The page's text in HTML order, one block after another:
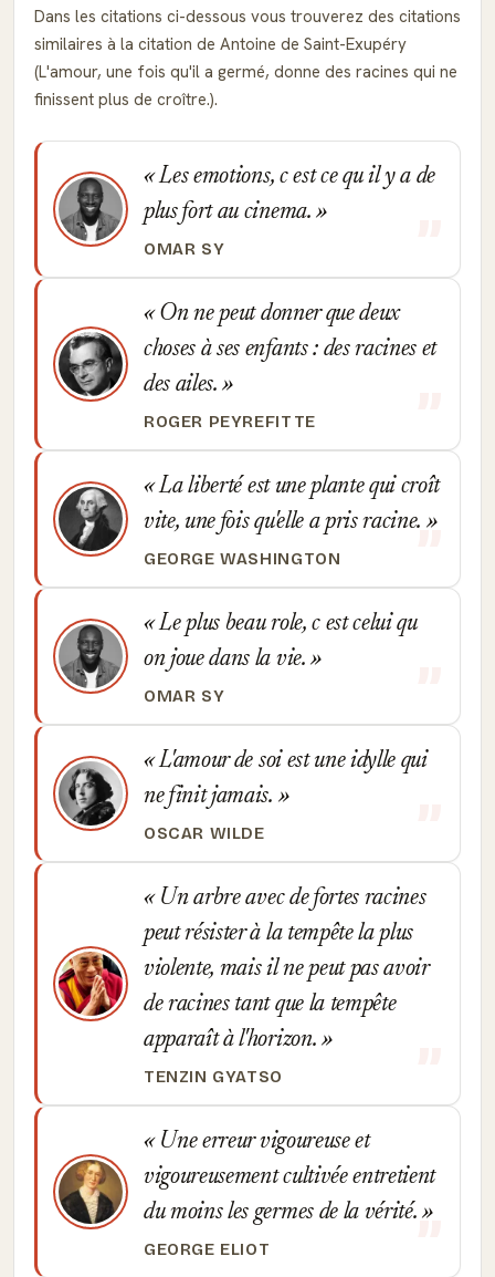
Dans les citations ci-dessous vous trouverez des citations
similaires à la citation de Antoine de Saint-Exupéry
(L'amour, une fois qu'il a germé, donne des racines qui ne
finissent plus de croître.).
Les emotions, c est ce qu il y a de
plus fort au cinema.
OMAR SY
On ne peut donner que deux
choses à ses enfants : des racines et
des ailes.
ROGER PEYREFITTE
La liberté est une plante qui croît
vite, une fois qu'elle a pris racine.
GEORGE WASHINGTON
Le plus beau role, c est celui qu
on joue dans la vie.
OMAR SY
L'amour de soi est une idylle qui
ne finit jamais.
OSCAR WILDE
Un arbre avec de fortes racines
peut résister à la tempête la plus
violente, mais il ne peut pas avoir
de racines tant que la tempête
apparaît à l'horizon.
TENZIN GYATSO
Une erreur vigoureuse et
vigoureusement cultivée entretient
du moins les germes de la vérité.
GEORGE ELIOT